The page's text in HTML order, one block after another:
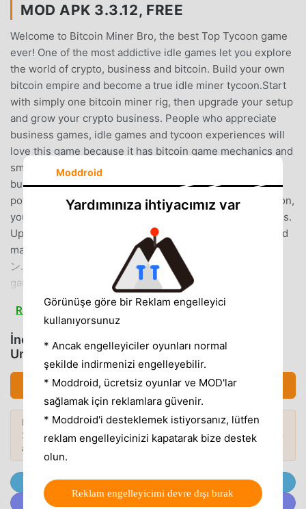
MOD APK 3.3.12, FREE
Welcome to Bitcoin Miner Bro, the best Top Tycoon game
ever! One of the most addictive idle games let you explore
the world of crypto, business and bitcoin. Build your own
bitcoin empire and become a true idle miner tycoon.Start
with simply one bitcoin miner rig, then upgrade your setup
and grow your crypto business. People who appreciate
business games, idle games and tycoon experiences will
love this game because it has bitcoin game mechanics and
smart business strategies.Create Your Crypto EmpireTo
build your bitcoin mining business, you need more
powerful devices and better electricity. As a crypto tycoon,
you need to keep an eye on your money, power, and tools.
Upgrade your mining moneyfarm to get more out of it and
make more Bitcoin also known as 비트코인 or ビットコイ
ン.Become a Tycoon in Bitcoin Miner BroThe magic of
games that you don't have to play! Your bitcoin mining
empire keeps making money all the time. Log back in and
get big rewards as your crypto moneyfarm grow.Do
Business Like a ProLike a CEO in the best business games,
plan how you will grow. Put your profits back into the
business, recruit management and open up new
moneyfarms all around the world. Your bitcoin mining
company will grow faster the smarter you play.Realistic
Life ProgressionFeel the excitement of being rich and
successful as in Bitlife but with realistic crypto economics.
As your mining rigs make more Bitcoin, 비트코인, and ビッ
トコイン, your bitcoin miner business will grow.Features: •
A real bitcoin miner simulation • Addictive idle miner
tycoon gameplay • Realistic crypto integration • Compete
Read more
İndirmek Crypto Mining Tycoon - Idle (MOD,
Unlocked)
İndirmek APK (220.38MB)
Daha fazlasını keşfetmek ister misiniz?
2026'ninen popüler Mod APK'larınagöz
atın.
Popüler Modlar →
@MODDROID.CO'ya Telegram Kanalında Katılın
@MODDROID.CO'ya Discord Topluluğunda katılın
Moddroid
Yardımınıza ihtiyacımız var
Görünüşe göre bir Reklam engelleyici
kullanıyorsunuz
* Ancak engelleyiciler oyunları normal
şekilde indirmenizi engelleyebilir.
* Moddroid, ücretsiz oyunlar ve MOD'lar
sağlamak için reklamlara güvenir.
* Moddroid'i desteklemek istiyorsanız, lütfen
reklam engelleyicinizi kapatarak bize destek
olun.
Reklam engelleyicimi devre dışı bırak